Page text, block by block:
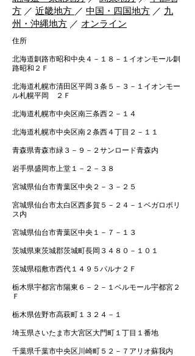
方 ／ 近畿地方 ／ 中国・四国地方 ／ 九
州・沖縄地方 ／ オンライン
住所
北海道釧路市昭和中央４－１８－１イオンモール釧
路昭和２Ｆ
北海道札幌市清田区平岡３条５－３－１イオンモー
ル札幌平岡 ２Ｆ
北海道札幌市中央区南三条西２－１４
北海道札幌市中央区南２条西４丁目２－１１
青森県青森市緑３－９－２サンロード青森内
岩手県盛岡市上堂１－２－３８
宮城県仙台市青葉区中央２－３－２５
宮城県仙台市太白区西多賀５－２４－１ベガロポリ
ス内
宮城県仙台市青葉区中央１－７－１３
茨城県東茨城郡茨城町長岡３４８０－１０１
茨城県稲敷市西代１４９５パルナ２Ｆ
栃木県宇都宮市陽東６－２－１ベルモール宇都宮２
Ｆ
栃木県佐野市高萩町１３２４－１
埼玉県さいたま市大宮区大門町１丁目１番地
千葉県千葉市中央区川崎町５２－７アリオ蘇我内